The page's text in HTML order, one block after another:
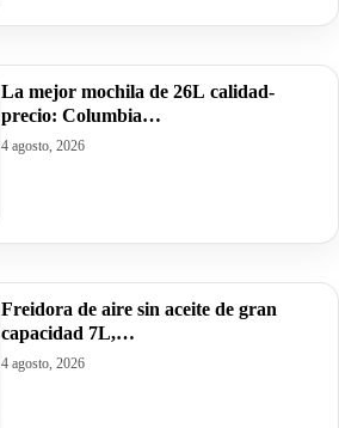
La mejor mochila de 26L calidad-
precio: Columbia…
4 agosto, 2026
Freidora de aire sin aceite de gran
capacidad 7L,…
4 agosto, 2026